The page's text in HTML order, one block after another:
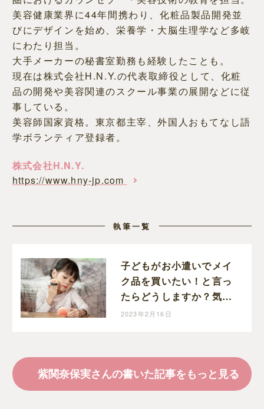
美容健康業界に44年間携わり、化粧品製品開発並
びにデザインを始め、栄養学・大脳生理学など多岐
にわたり担当。
大手メーカーの秘書室勤務も経験したことも。
現在は株式会社H.N.Y.の代表取締役として、化粧
品の開発や美容関連のスクール事業の展開などに従
事している。
美容師国家資格。東京都主宰、外国人おもてなし語
学ボランティア登録者。
株式会社H.N.Y.
https://www.hny-jp.com
執筆一覧
子どもがお小遣いでメイ
ク品を買いたい！と言っ
たらどうしますか？気を
つけるポイント教えま
2023年2月16日
紫関奈保実さんの書いた記事をもっと見る